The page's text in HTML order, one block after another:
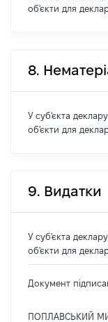
об'єкти для
8.
У суб'єкта
об'єкти для
9. Видатки
У суб'єкта
об'єкти для
Документ
ПОПЛАВСЬКИЙ